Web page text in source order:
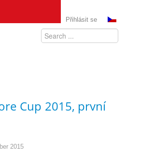
Přihlásit se
Cup 2015, první
2015